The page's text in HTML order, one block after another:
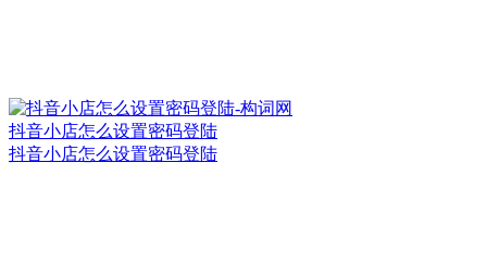
抖音小店怎么设置密码登陆
抖音小店怎么设置密码登陆